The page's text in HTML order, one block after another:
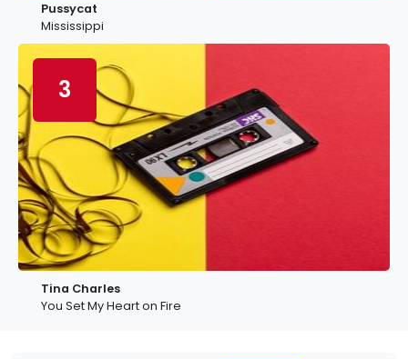
Pussycat
Mississippi
3
Tina Charles
You Set My Heart on Fire